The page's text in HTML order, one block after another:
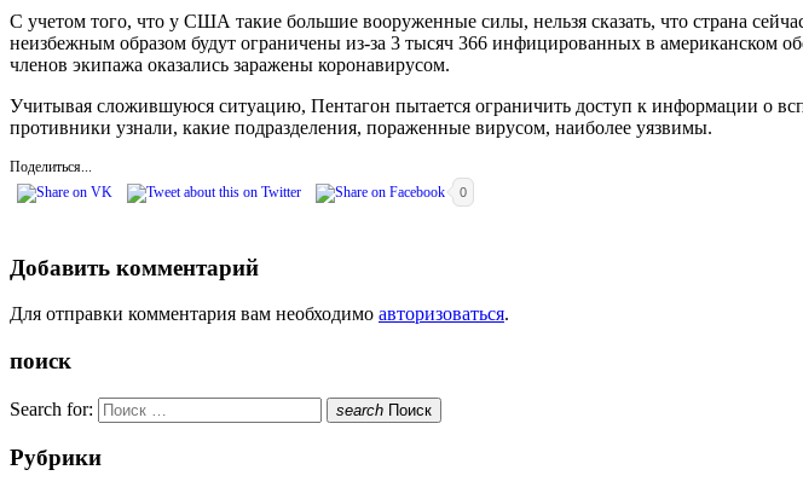
С учетом того, что у США такие большие вооруженные силы, нельзя сказать, что страна
неизбежным образом будут ограничены из-за 3 тысяч 366 инфицированных в американском
членов экипажа оказались заражены коронавирусом.
Учитывая сложившуюся ситуацию, Пентагон пытается ограничить доступ к информации о
противники узнали, какие подразделения, пораженные вирусом, наиболее уязвимы.
Поделиться...
0
Добавить комментарий
Для отправки комментария вам необходимо авторизоваться.
поиск
Search for: search Поиск
Рубрики